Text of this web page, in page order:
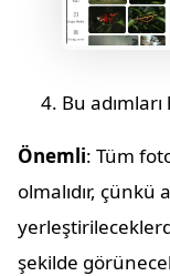
Bu
Önemli: Tüm
olmalıdır, çünkü
şekilde